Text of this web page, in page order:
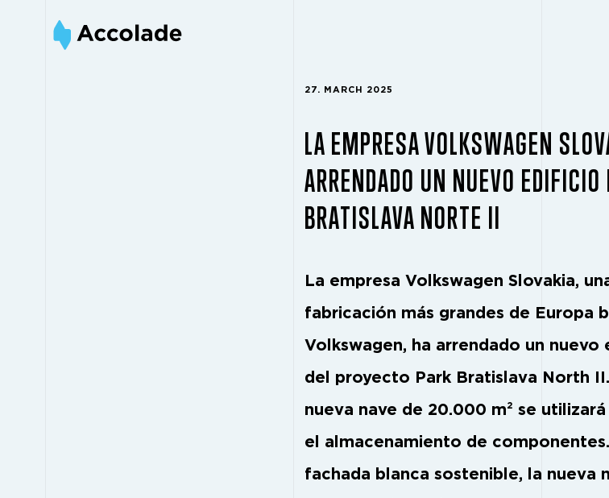
27. MARCH 2025
LA EMPRESA VOLKSWAGEN
ARRENDADO UN NUEVO EDIFICIO
BRATISLAVA NORTE II
La empresa Volkswagen Slovakia,
fabricación más grandes de Europa
Volkswagen, ha arrendado un
del proyecto Park Bratislava North
nueva nave de 20.000 m² se
el almacenamiento de
fachada blanca sostenible, la nueva